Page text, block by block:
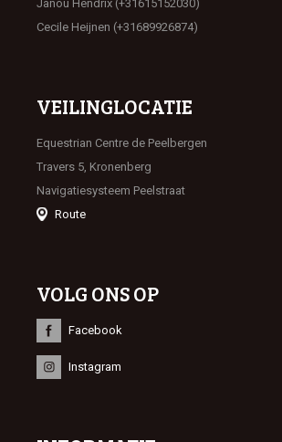
Janou Hendrix (+31615152030)
Cecile Heijnen (+31689926874)
VEILINGLOCATIE
Equestrian Centre de Peelbergen
Travers 5, Kronenberg
Navigatiesysteem Peelstraat
Route
VOLG ONS OP
Facebook
Instagram